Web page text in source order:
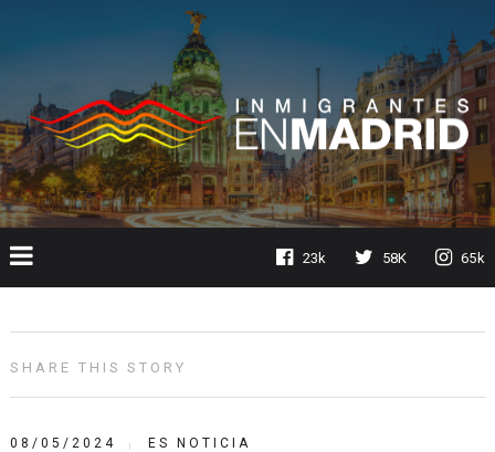
23k 58K 65k
SHARE THIS STORY
08/05/2024 ES NOTICIA